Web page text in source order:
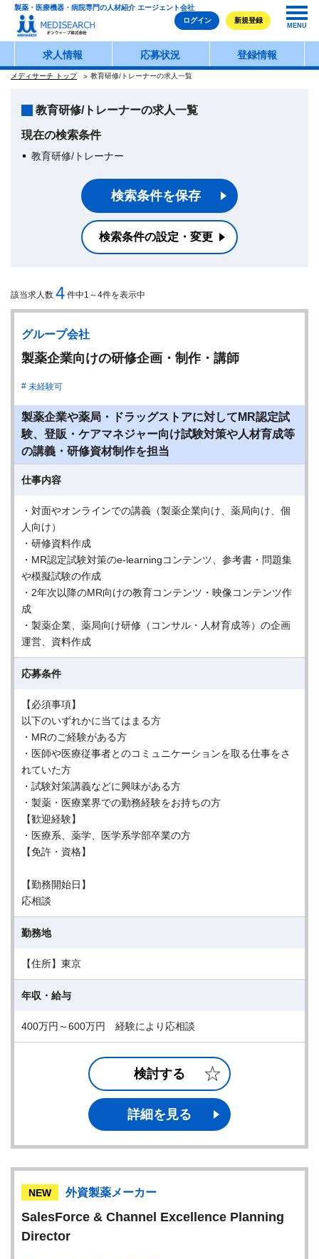
製薬・医療機器・病院専門の人材紹介 エージェント会社
ログイン
新規登録
MENU
求人情報 応募状況 登録情報
メディサーチ トップ 教育研修/トレーナーの求人一覧
教育研修/トレーナーの求人一覧
現在の検索条件
教育研修/トレーナー
検索条件を保存
検索条件の設定・変更
該当求人数 4 件中1～4件を表示中
グループ会社
製薬企業向けの研修企画・制作・講師
未経験可
製薬企業や薬局・ドラッグストアに対してMR認定試
験、登販・ケアマネジャー向け試験対策や人材育成等
の講義・研修資材制作を担当
仕事内容
・対面やオンラインでの講義（製薬企業向け、薬局向け、個
人向け）
・研修資料作成
・MR認定試験対策のe-learningコンテンツ、参考書・問題集
や模擬試験の作成
・2年次以降のMR向けの教育コンテンツ・映像コンテンツ作
成
・製薬企業、薬局向け研修（コンサル・人材育成等）の企画
運営、資料作成
応募条件
【必須事項】
以下のいずれかに当てはまる方
・MRのご経験がある方
・医師や医療従事者とのコミュニケーションを取る仕事をさ
れていた方
・試験対策講義などに興味がある方
・製薬・医療業界での勤務経験をお持ちの方
【歓迎経験】
・医療系、薬学、医学系学部卒業の方
【免許・資格】
【勤務開始日】
応相談
勤務地
【住所】東京
年収・給与
400万円～600万円 経験により応相談
検討する
詳細を見る
NEW 外資製薬メーカー
SalesForce & Channel Excellence Planning
Director